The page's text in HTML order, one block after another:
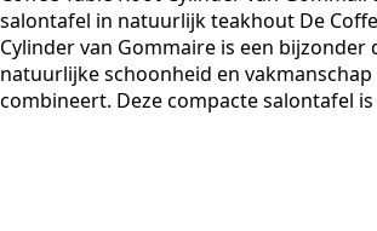
salontafel in natuurlijk teakhout De
Cylinder van Gommaire is een bijzonder
natuurlijke schoonheid en
combineert. Deze compacte salontafel is